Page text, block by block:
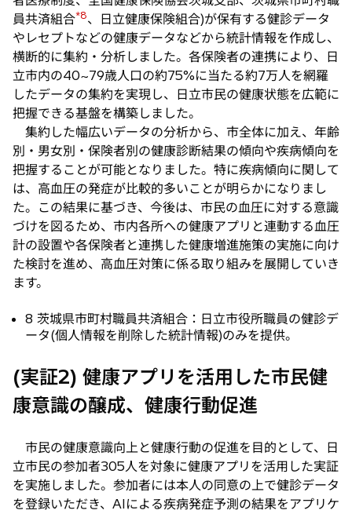
員共済組合*8、日立健康保険組合)が保有する健診データ
やレセプトなどの健康データなどから統計情報を作成し、
横断的に集約・分析しました。各保険者の連携により、日
立市内の40~79歳人口の約75%に当たる約7万人を網羅
したデータの集約を実現し、日立市民の健康状態を広範に
把握できる基盤を構築しました。
集約した幅広いデータの分析から、市全体に加え、年齢
別・男女別・保険者別の健康診断結果の傾向や疾病傾向を
把握することが可能となりました。特に疾病傾向に関して
は、高血圧の発症が比較的多いことが明らかになりまし
た。この結果に基づき、今後は、市民の血圧に対する意識
づけを図るため、市内各所への健康アプリと連動する血圧
計の設置や各保険者と連携した健康増進施策の実施に向け
た検討を進め、高血圧対策に係る取り組みを展開していき
ます。
8 茨城県市町村職員共済組合：日立市役所職員の健診デ
ータ(個人情報を削除した統計情報)のみを提供。
(実証2) 健康アプリを活用した市民健
康意識の醸成、健康行動促進
市民の健康意識向上と健康行動の促進を目的として、日
立市民の参加者305人を対象に健康アプリを活用した実証
を実施しました。参加者には本人の同意の上で健診データ
を登録いただき、AIによる疾病発症予測の結果をアプリケ